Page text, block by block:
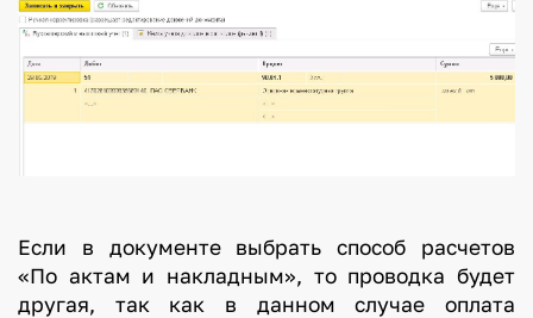
Если в документе выбрать способ расчетов
«По актам и накладным», то проводка будет
другая, так как в данном случае оплата